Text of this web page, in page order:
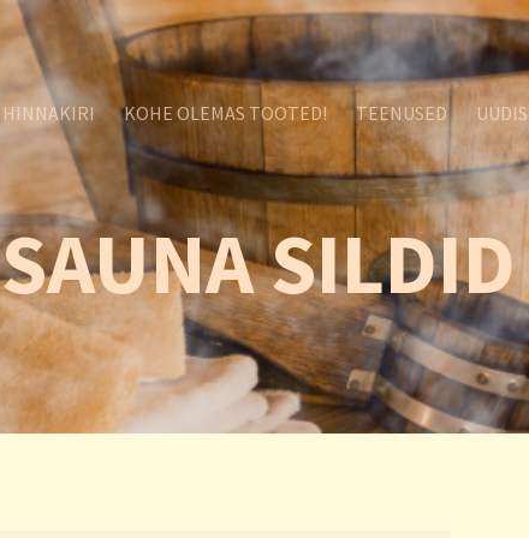
HINNAKIRI KOHE OLEMAS TOOTED! TEENUSED
SAUNA SILDID